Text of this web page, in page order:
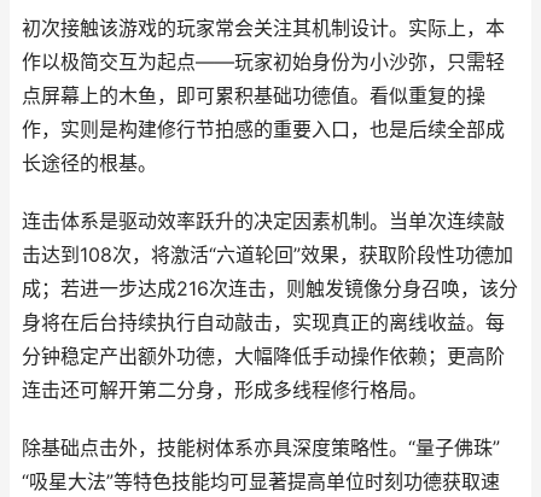
初次接触该游戏的玩家常会关注其机制设计。实际上，本
作以极简交互为起点——玩家初始身份为小沙弥，只需轻
点屏幕上的木鱼，即可累积基础功德值。看似重复的操
作，实则是构建修行节拍感的重要入口，也是后续全部成
长途径的根基。
连击体系是驱动效率跃升的决定因素机制。当单次连续敲
击达到108次，将激活“六道轮回”效果，获取阶段性功德加
成；若进一步达成216次连击，则触发镜像分身召唤，该分
身将在后台持续执行自动敲击，实现真正的离线收益。每
分钟稳定产出额外功德，大幅降低手动操作依赖；更高阶
连击还可解开第二分身，形成多线程修行格局。
除基础点击外，技能树体系亦具深度策略性。“量子佛珠”
“吸星大法”等特色技能均可显著提高单位时刻功德获取速